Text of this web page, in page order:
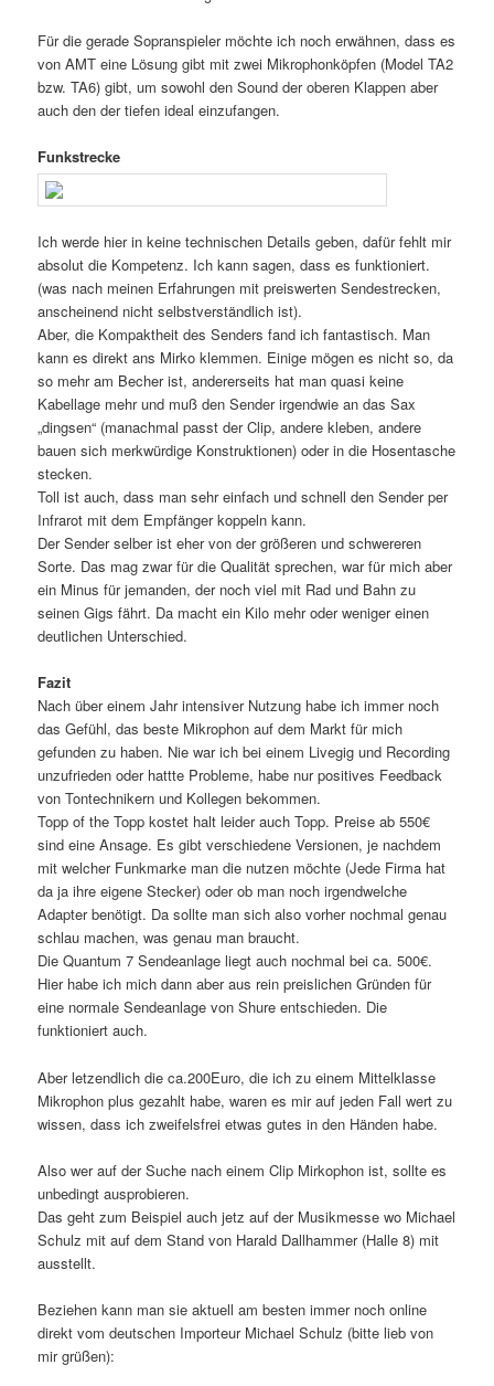
Für die gerade Sopranspieler möchte ich noch erwähnen, dass es
von AMT eine Lösung gibt mit zwei Mikrophonköpfen (Model TA2
bzw. TA6) gibt, um sowohl den Sound der oberen Klappen aber
auch den der tiefen ideal einzufangen.
Funkstrecke
Ich werde hier in keine technischen Details geben, dafür fehlt mir
absolut die Kompetenz. Ich kann sagen, dass es funktioniert.
(was nach meinen Erfahrungen mit preiswerten Sendestrecken,
anscheinend nicht selbstverständlich ist).
Aber, die Kompaktheit des Senders fand ich fantastisch. Man
kann es direkt ans Mirko klemmen. Einige mögen es nicht so, da
so mehr am Becher ist, andererseits hat man quasi keine
Kabellage mehr und muß den Sender irgendwie an das Sax
„dingsen“ (manachmal passt der Clip, andere kleben, andere
bauen sich merkwürdige Konstruktionen) oder in die Hosentasche
stecken.
Toll ist auch, dass man sehr einfach und schnell den Sender per
Infrarot mit dem Empfänger koppeln kann.
Der Sender selber ist eher von der größeren und schwereren
Sorte. Das mag zwar für die Qualität sprechen, war für mich aber
ein Minus für jemanden, der noch viel mit Rad und Bahn zu
seinen Gigs fährt. Da macht ein Kilo mehr oder weniger einen
deutlichen Unterschied.
Fazit
Nach über einem Jahr intensiver Nutzung habe ich immer noch
das Gefühl, das beste Mikrophon auf dem Markt für mich
gefunden zu haben. Nie war ich bei einem Livegig und Recording
unzufrieden oder hattte Probleme, habe nur positives Feedback
von Tontechnikern und Kollegen bekommen.
Topp of the Topp kostet halt leider auch Topp. Preise ab 550€
sind eine Ansage. Es gibt verschiedene Versionen, je nachdem
mit welcher Funkmarke man die nutzen möchte (Jede Firma hat
da ja ihre eigene Stecker) oder ob man noch irgendwelche
Adapter benötigt. Da sollte man sich also vorher nochmal genau
schlau machen, was genau man braucht.
Die Quantum 7 Sendeanlage liegt auch nochmal bei ca. 500€.
Hier habe ich mich dann aber aus rein preislichen Gründen für
eine normale Sendeanlage von Shure entschieden. Die
funktioniert auch.
Aber letzendlich die ca.200Euro, die ich zu einem Mittelklasse
Mikrophon plus gezahlt habe, waren es mir auf jeden Fall wert zu
wissen, dass ich zweifelsfrei etwas gutes in den Händen habe.
Also wer auf der Suche nach einem Clip Mirkophon ist, sollte es
unbedingt ausprobieren.
Das geht zum Beispiel auch jetz auf der Musikmesse wo Michael
Schulz mit auf dem Stand von Harald Dallhammer (Halle 8) mit
ausstellt.
Beziehen kann man sie aktuell am besten immer noch online
direkt vom deutschen Importeur Michael Schulz (bitte lieb von
mir grüßen):